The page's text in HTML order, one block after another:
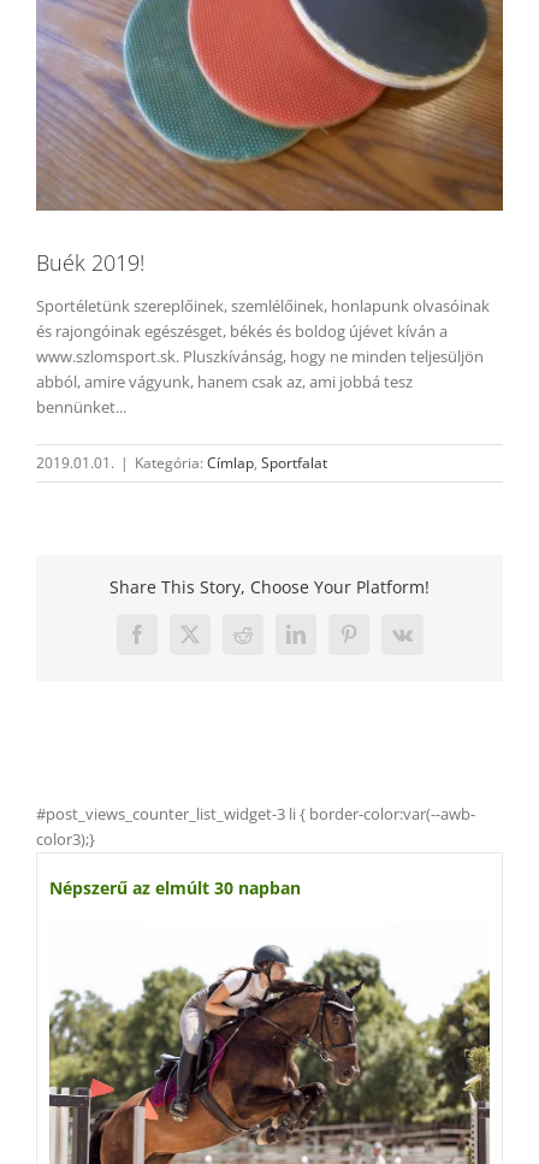
Buék 2019!
Sportéletünk szereplőinek, szemlélőinek, honlapunk olvasóinak
és rajongóinak egészésget, békés és boldog újévet kíván a
www.szlomsport.sk. Pluszkívánság, hogy ne minden teljesüljön
abból, amire vágyunk, hanem csak az, ami jobbá tesz
bennünket...
2019.01.01. | Kategória: Címlap, Sportfalat
Share This Story, Choose Your Platform!
Facebook
X RedditLinkedInPinterest
Vk
#post_views_counter_list_widget-3 li { border-color:var(--awb-
color3);}
Népszerű az elmúlt 30 napban